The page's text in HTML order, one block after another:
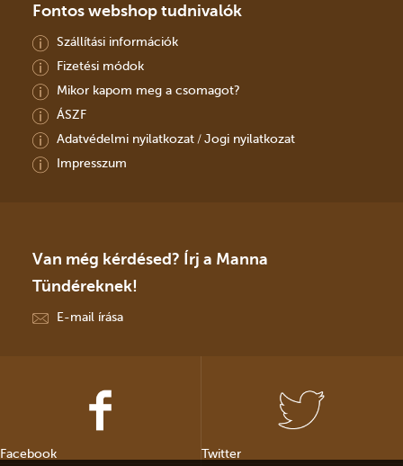
Fontos webshop tudnivalók
Szállítási információk
Fizetési módok
Mikor kapom meg a csomagot?
ÁSZF
Adatvédelmi nyilatkozat/ Jogi nyilatkozat
Impresszum
Van még kérdésed? Írj a Manna
Tündéreknek!
E-mail írása
Facebook Twitter